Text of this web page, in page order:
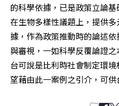
的科學依據，已是政策立論
在生物多樣性議題上，提供
據，作為政策推動時的論述
與審視，一如科學反覆論證
台可說是比利時社會制定環
望藉由此一案例之引介，可供